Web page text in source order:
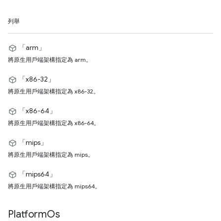
列舉
「arm」
將原生用戶端架構指定為 arm。
「x86-32」
將原生用戶端架構指定為 x86-32。
「x86-64」
將原生用戶端架構指定為 x86-64。
「mips」
將原生用戶端架構指定為 mips。
「mips64」
將原生用戶端架構指定為 mips64。
PlatformOs